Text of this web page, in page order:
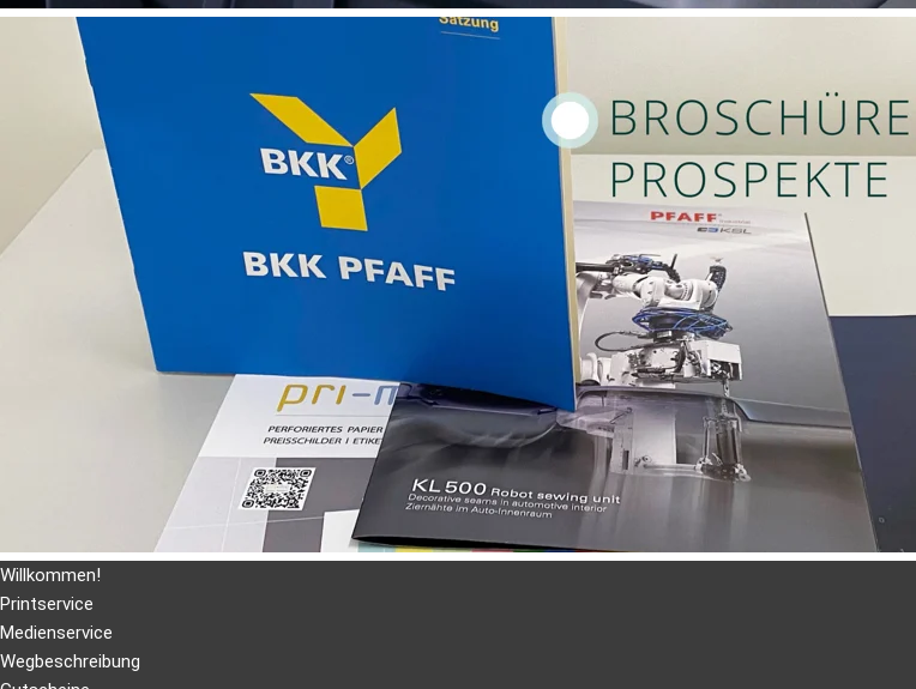
Willkommen!
Printservice
Medienservice
Wegbeschreibung